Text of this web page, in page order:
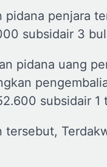
pidana penjara
subsidair 3
pidana uang
subsidair 1
tersebut,